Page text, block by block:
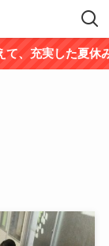
実した夏休みを